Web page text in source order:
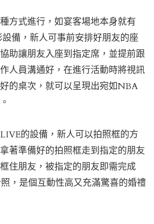
方式進行，如宴客場地本身就有
備，新人可事前安排好朋友的座
助讓朋友入座到指定席，並提前跟
人員溝通好，在進行活動時將視訊
的桌次，就可以呈現出宛如NBA
的設備，新人可以拍照框的方
著準備好的拍照框走到指定的朋友
住朋友，被指定的朋友即需完成
，是個互動性高又充滿驚喜的婚禮